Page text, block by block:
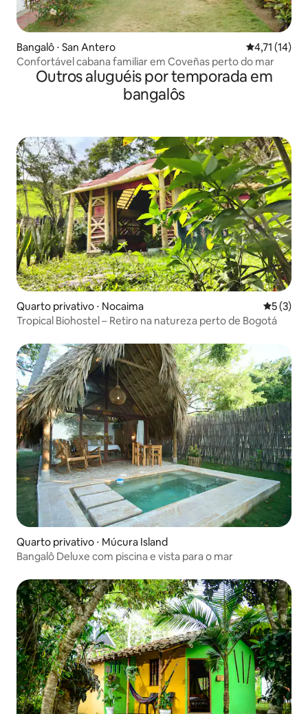
Bangalô ⋅ San Antero 4,71 de uma
4,71 (14)
Confortável cabana familiar em Coveñas perto do mar
Outros aluguéis por temporada em
bangalôs
Quarto privativo ⋅ Nocaima 5 de
5 (3)
Tropical Biohostel – Retiro na natureza perto de Bogotá
Quarto privativo ⋅ Múcura Island
Bangalô Deluxe com piscina e vista para o mar